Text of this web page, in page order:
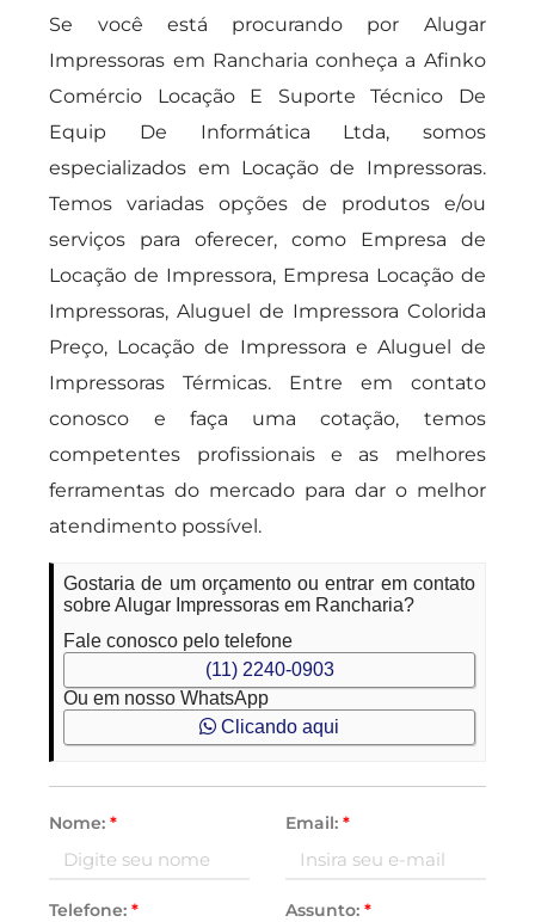
Se você está procurando por Alugar
Impressoras em Rancharia conheça a Afinko
Comércio Locação E Suporte Técnico De
Equip De Informática Ltda, somos
especializados em Locação de Impressoras.
Temos variadas opções de produtos e/ou
serviços para oferecer, como Empresa de
Locação de Impressora, Empresa Locação de
Impressoras, Aluguel de Impressora Colorida
Preço, Locação de Impressora e Aluguel de
Impressoras Térmicas. Entre em contato
conosco e faça uma cotação, temos
competentes profissionais e as melhores
ferramentas do mercado para dar o melhor
atendimento possível.
Gostaria de um orçamento ou entrar em contato
sobre Alugar Impressoras em Rancharia?
Fale conosco pelo telefone
(11) 2240-0903
Ou em nosso WhatsApp
Clicando aqui
Nome:* Email: *
Telefone:* Assunto: *